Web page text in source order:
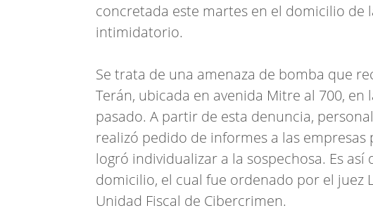
concretada este martes en el domicilio de
intimidatorio.
Se trata de una amenaza de bomba que
Terán, ubicada en avenida Mitre al 700,
pasado. A partir de esta denuncia,
realizó pedido de informes a las
logró individualizar a la sospechosa. Es
domicilio, el cual fue ordenado por el juez
Unidad Fiscal de Cibercrimen.